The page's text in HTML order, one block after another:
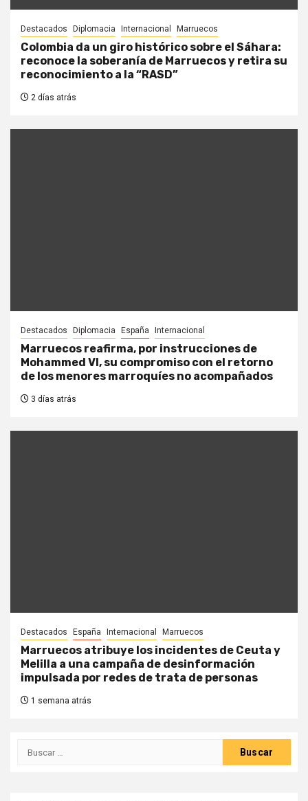
Destacados Diplomacia Internacional Marruecos
Colombia da un giro histórico sobre el Sáhara:
reconoce la soberanía de Marruecos y retira su
reconocimiento a la “RASD”
2 días atrás
Destacados Diplomacia España Internacional
Marruecos reafirma, por instrucciones de
Mohammed VI, su compromiso con el retorno
de los menores marroquíes no acompañados
3 días atrás
Destacados España Internacional Marruecos
Marruecos atribuye los incidentes de Ceuta y
Melilla a una campaña de desinformación
impulsada por redes de trata de personas
1 semana atrás
Buscar: